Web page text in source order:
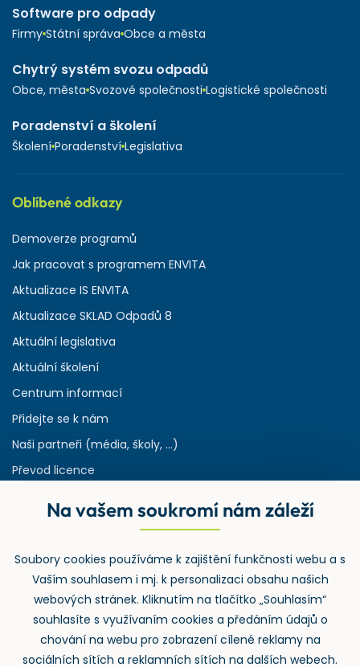
Software pro odpady
Firmy Státní správa Obce a města
Chytrý systém svozu odpadů
Obce, města Svozové společnosti Logistické společnosti
Poradenství a školení
Školení Poradenství Legislativa
Oblíbené odkazy
Demoverze programů
Jak pracovat s programem ENVITA
Aktualizace IS ENVITA
Aktualizace SKLAD Odpadů 8
Aktuální legislativa
Aktuální školení
Centrum informací
Přidejte se k nám
Naši partneři (média, školy, ...)
Převod licence
Rejstřík používaných zkratek v odpadech
Zpětný odběr
Na vašem soukromí nám záleží
Soubory cookies používáme k zajištění funkčnosti webu a s
Vaším souhlasem i mj. k personalizaci obsahu našich
webových stránek. Kliknutím na tlačítko „Souhlasím“
souhlasíte s využívaním cookies a předáním údajů o
chování na webu pro zobrazení cílené reklamy na
sociálních sítích a reklamních sítích na dalších webech.